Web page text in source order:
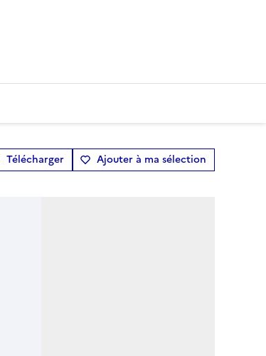
Télécharger Ajouter à ma sélection